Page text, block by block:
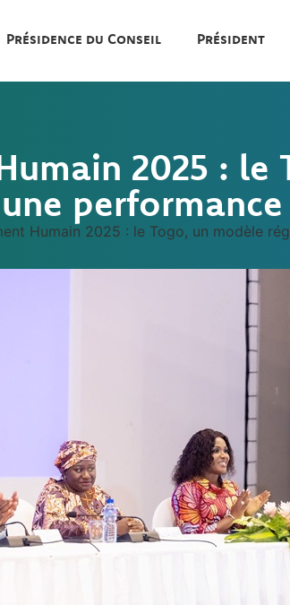
Présidence du Conseil Président
2025 : le
Humain 2025 : le Togo, un modèle